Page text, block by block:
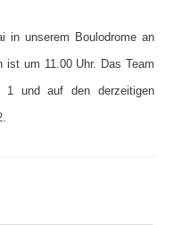
in unserem Boulodrome an
ist um 11.00 Uhr. Das Team
und auf den derzeitigen